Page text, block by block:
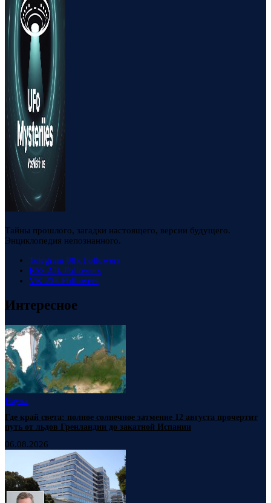
Тайны прошлого, загадки настоящего, версии будущего.
Энциклопедия непознанного.
Telegram 88k Followers
RSS 23k Followers
VK 23k Followers
Интересное
Наука
Где край света: полное солнечное затмение 12 августа прочертит
путь от льдов Гренландии до закатной Испании
06.08.2026